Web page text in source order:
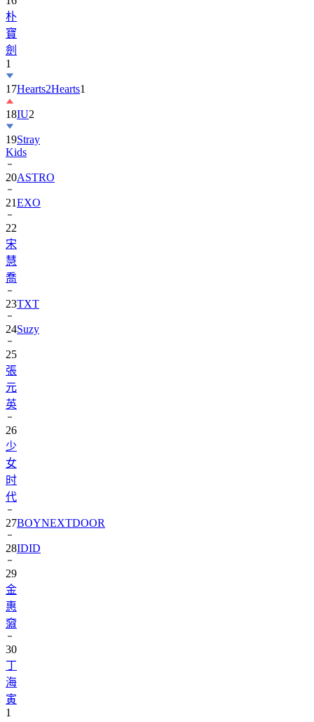
寶
劍
1
17
18IU2
19Stray
Kids
20ASTRO
21EXO
22
宋
慧
喬
23
24Suzy
25
張
元
英
26
少
女
时
代
27
28IDID
29
金
惠
奫
30
丁
海
寅
1
31